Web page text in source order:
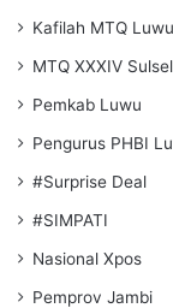
Kafilah MTQ Luwu
MTQ XXXIV Sulsel
Pemkab Luwu
Pengurus PHBI
#Surprise Deal
#SIMPATI
Nasional Xpos
Pemprov Jambi